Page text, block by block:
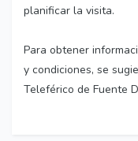
planificar la visita.
Para obtener
y condiciones, se
Teleférico de Fuente